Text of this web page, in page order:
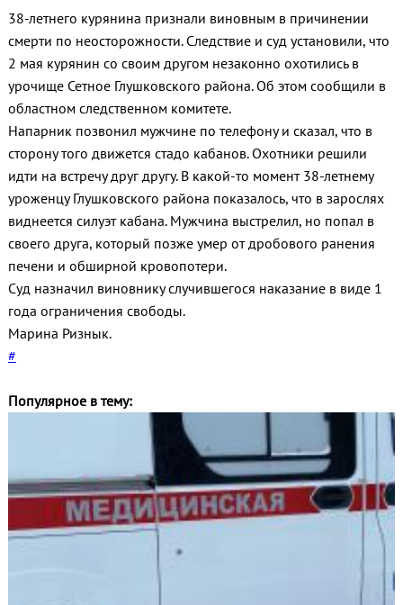
38-летнего курянина признали виновным в причинении
смерти по неосторожности. Следствие и суд установили, что
2 мая курянин со своим другом незаконно охотились в
урочище Сетное Глушковского района. Об этом сообщили в
областном следственном комитете.
Напарник позвонил мужчине по телефону и сказал, что в
сторону того движется стадо кабанов. Охотники решили
идти на встречу друг другу. В какой-то момент 38-летнему
уроженцу Глушковского района показалось, что в зарослях
виднеется силуэт кабана. Мужчина выстрелил, но попал в
своего друга, который позже умер от дробового ранения
печени и обширной кровопотери.
Суд назначил виновнику случившегося наказание в виде 1
года ограничения свободы.
Марина Ризнык.
#
Популярное в тему: